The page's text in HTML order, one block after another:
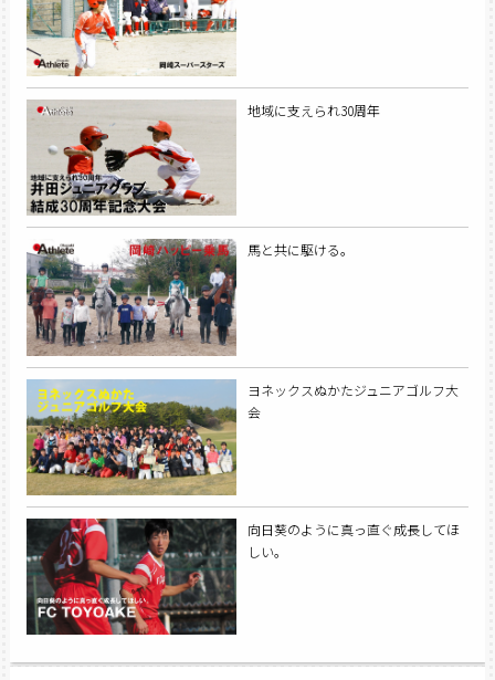
地域に支えられ30周年
馬と共に駆ける。
ヨネックスぬかたジュニアゴルフ大
会
向日葵のように真っ直ぐ成長してほ
しい。